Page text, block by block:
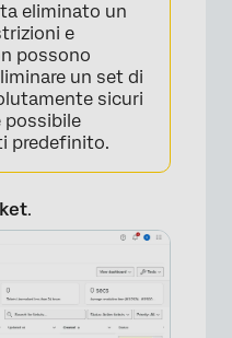
eliminato un
e
possono
un set di
sicuri
possibile
predefinito.
.